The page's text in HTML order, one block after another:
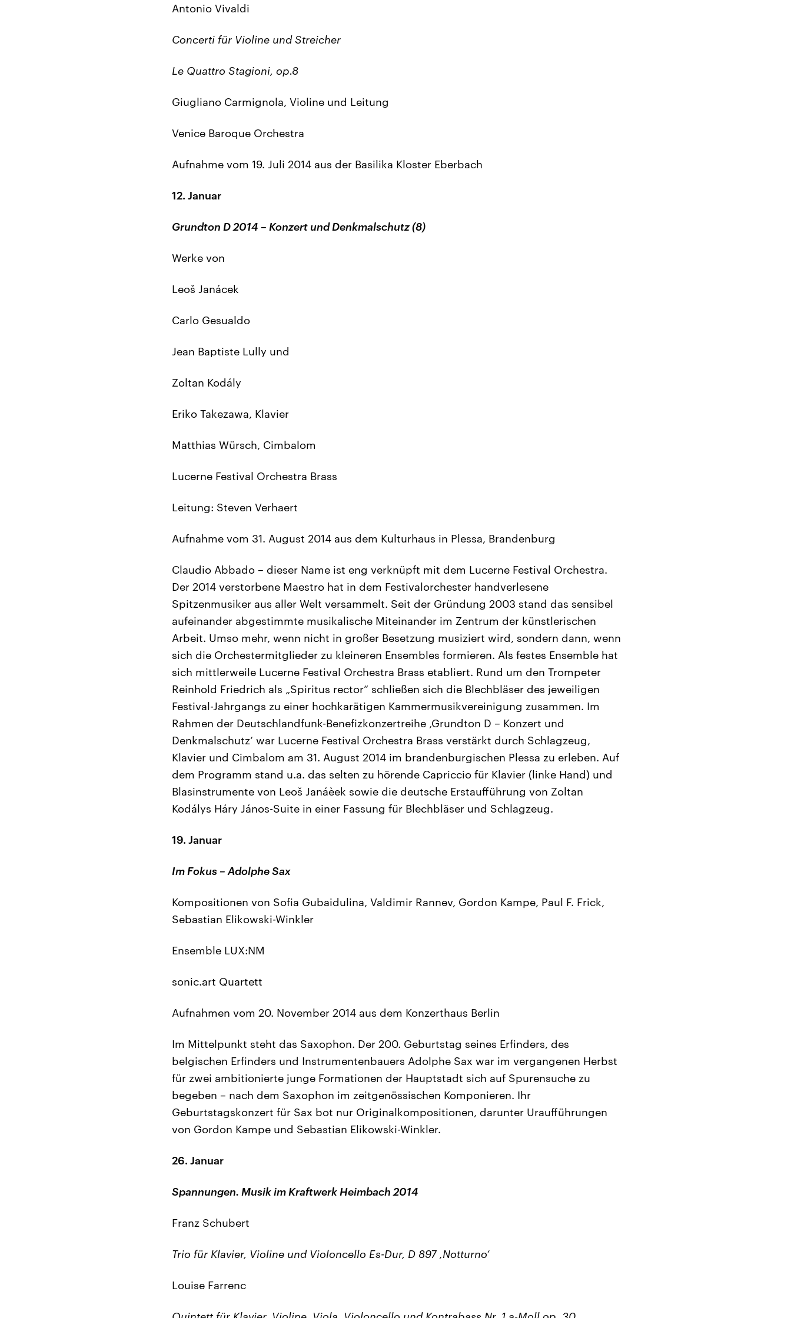
Antonio Vivaldi
Concerti für Violine und Streicher
Le Quattro Stagioni, op.8
Giugliano Carmignola, Violine und Leitung
Venice Baroque Orchestra
Aufnahme vom 19. Juli 2014 aus der Basilika Kloster Eberbach
12. Januar
Grundton D 2014 – Konzert und Denkmalschutz (8)
Werke von
Leoš Janácek
Carlo Gesualdo
Jean Baptiste Lully und
Zoltan Kodály
Eriko Takezawa, Klavier
Matthias Würsch, Cimbalom
Lucerne Festival Orchestra Brass
Leitung: Steven Verhaert
Aufnahme vom 31. August 2014 aus dem Kulturhaus in Plessa, Brandenburg
Claudio Abbado – dieser Name ist eng verknüpft mit dem Lucerne Festival Orchestra.
Der 2014 verstorbene Maestro hat in dem Festivalorchester handverlesene
Spitzenmusiker aus aller Welt versammelt. Seit der Gründung 2003 stand das sensibel
aufeinander abgestimmte musikalische Miteinander im Zentrum der künstlerischen
Arbeit. Umso mehr, wenn nicht in großer Besetzung musiziert wird, sondern dann, wenn
sich die Orchestermitglieder zu kleineren Ensembles formieren. Als festes Ensemble hat
sich mittlerweile Lucerne Festival Orchestra Brass etabliert. Rund um den Trompeter
Reinhold Friedrich als „Spiritus rector“ schließen sich die Blechbläser des jeweiligen
Festival-Jahrgangs zu einer hochkarätigen Kammermusikvereinigung zusammen. Im
Rahmen der Deutschlandfunk-Benefizkonzertreihe ‚Grundton D – Konzert und
Denkmalschutz‘ war Lucerne Festival Orchestra Brass verstärkt durch Schlagzeug,
Klavier und Cimbalom am 31. August 2014 im brandenburgischen Plessa zu erleben. Auf
dem Programm stand u.a. das selten zu hörende Capriccio für Klavier (linke Hand) und
Blasinstrumente von Leoš Janáèek sowie die deutsche Erstaufführung von Zoltan
Kodálys Háry János-Suite in einer Fassung für Blechbläser und Schlagzeug.
19. Januar
Im Fokus – Adolphe Sax
Kompositionen von Sofia Gubaidulina, Valdimir Rannev, Gordon Kampe, Paul F. Frick,
Sebastian Elikowski-Winkler
Ensemble LUX:NM
sonic.art Quartett
Aufnahmen vom 20. November 2014 aus dem Konzerthaus Berlin
Im Mittelpunkt steht das Saxophon. Der 200. Geburtstag seines Erfinders, des
belgischen Erfinders und Instrumentenbauers Adolphe Sax war im vergangenen Herbst
für zwei ambitionierte junge Formationen der Hauptstadt sich auf Spurensuche zu
begeben – nach dem Saxophon im zeitgenössischen Komponieren. Ihr
Geburtstagskonzert für Sax bot nur Originalkompositionen, darunter Uraufführungen
von Gordon Kampe und Sebastian Elikowski-Winkler.
26. Januar
Spannungen. Musik im Kraftwerk Heimbach 2014
Franz Schubert
Trio für Klavier, Violine und Violoncello Es-Dur, D 897 ‚Notturno‘
Louise Farrenc